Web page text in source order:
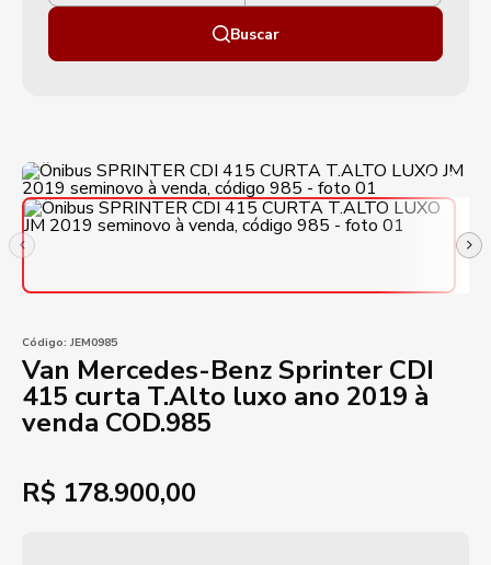
Buscar
Código: JEM0985
Van Mercedes-Benz Sprinter CDI
415 curta T.Alto luxo ano 2019 à
venda COD.985
R$ 178.900,00